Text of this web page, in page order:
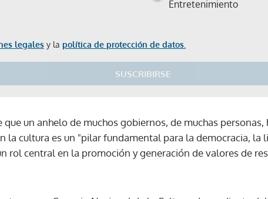
Entretenimiento
legales y la política de protección de datos.
SUSCRIBIRSE
que un anhelo de muchos gobiernos, de muchas
la cultura es un "pilar fundamental para la democracia, la
rol central en la promoción y generación de valores de